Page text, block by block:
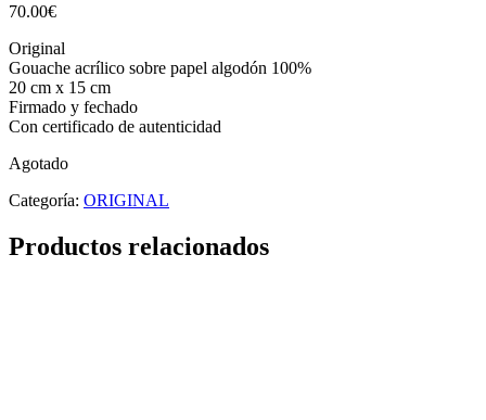
70.00€
Original
Gouache acrílico sobre papel algodón 100%
20 cm x 15 cm
Firmado y fechado
Con certificado de autenticidad
Agotado
Categoría: ORIGINAL
Productos relacionados